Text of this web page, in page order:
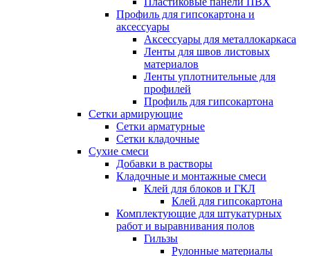
Профиль для гипсокартона и
аксессуары
Аксессуары для металлокаркаса
Ленты для швов листовых
материалов
Ленты уплотнительные для
профилей
Профиль для гипсокартона
Сетки армирующие
Сетки арматурные
Сетки кладочные
Сухие смеси
Добавки в растворы
Кладочные и монтажные смеси
Клей для блоков и ГКЛ
Клей для гипсокартона
Комплектующие для штукатурных
работ и выравнивания полов
Гильзы
Рулонные материалы